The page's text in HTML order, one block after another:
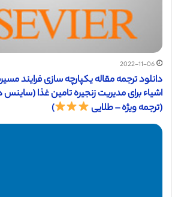
2022-11-06
دانلود ترجمه مقاله یکپارچه سازی فرایند
(ترجمه ویژه – طلایی
)